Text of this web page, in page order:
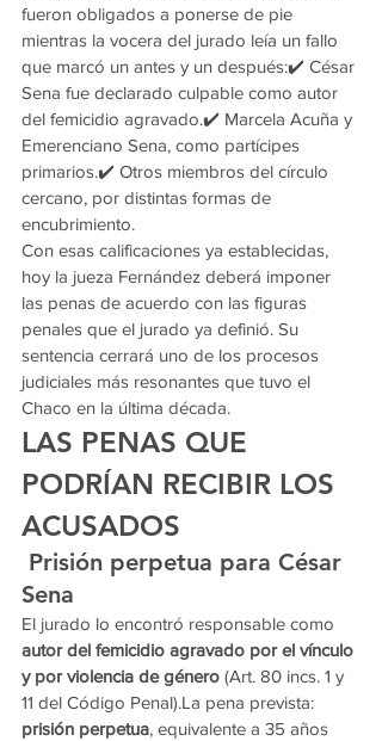
fueron obligados a ponerse de pie
mientras la vocera del jurado leía un fallo
que marcó un antes y un después:✔️ César
Sena fue declarado culpable como autor
del femicidio agravado.✔️ Marcela Acuña y
Emerenciano Sena, como partícipes
primarios.✔️ Otros miembros del círculo
cercano, por distintas formas de
encubrimiento.
Con esas calificaciones ya establecidas,
hoy la jueza Fernández deberá imponer
las penas de acuerdo con las figuras
penales que el jurado ya definió. Su
sentencia cerrará uno de los procesos
judiciales más resonantes que tuvo el
Chaco en la última década.
LAS PENAS QUE
PODRÍAN RECIBIR LOS
ACUSADOS
Prisión perpetua para César
Sena
El jurado lo encontró responsable como
autor del femicidio agravado por el vínculo
y por violencia de género (Art. 80 incs. 1 y
11 del Código Penal).La pena prevista:
prisión perpetua, equivalente a 35 años